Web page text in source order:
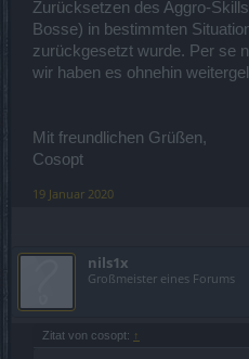
Zurücksetzen des Aggro-
Bosse) in bestimmten
zurückgesetzt wurde. Per se
wir haben es ohnehin
Mit freundlichen Grüßen,
Cosopt
19 Januar 2020
nils1x
Großmeister eines Forums
Zitat von cosopt: ↑